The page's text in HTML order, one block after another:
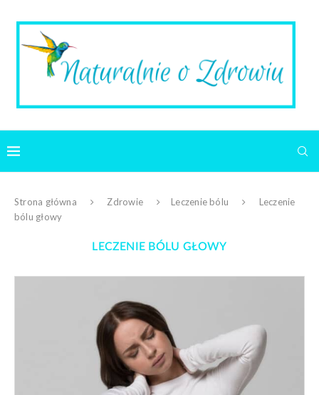
Strona główna Zdrowie Leczenie bólu
Leczenie
bólu głowy
LECZENIE BÓLU GŁOWY